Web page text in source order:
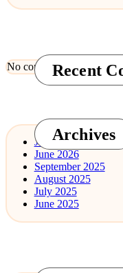
Recent
No comments to show.
Archives
July 2026
June 2026
September 2025
August 2025
July 2025
June 2025